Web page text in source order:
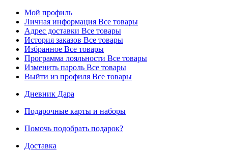
Мой профиль
Личная информация Все товары
Адрес доставки Все товары
История заказов Все товары
Избранное Все товары
Программа лояльности Все товары
Изменить пароль Все товары
Выйти из профиля Все товары
Дневник Дара
Подарочные карты и наборы
Помочь подобрать подарок?
Доставка